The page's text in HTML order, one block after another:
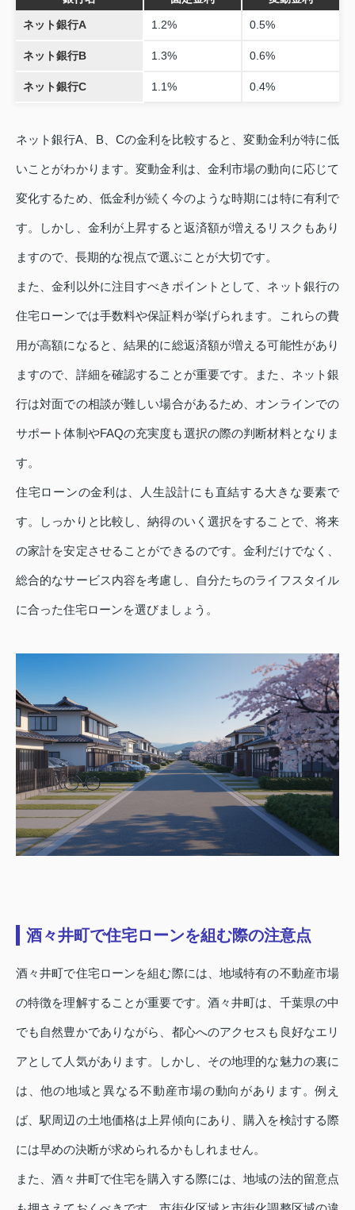
ネット銀行A 1.2% 0.5%
ネット銀行B 1.3% 0.6%
ネット銀行C 1.1% 0.4%
ネット銀行A、B、Cの金利を比較すると、変動金利が特に低
いことがわかります。変動金利は、金利市場の動向に応じて
変化するため、低金利が続く今のような時期には特に有利で
す。しかし、金利が上昇すると返済額が増えるリスクもあり
ますので、長期的な視点で選ぶことが大切です。
また、金利以外に注目すべきポイントとして、ネット銀行の
住宅ローンでは手数料や保証料が挙げられます。これらの費
用が高額になると、結果的に総返済額が増える可能性があり
ますので、詳細を確認することが重要です。また、ネット銀
行は対面での相談が難しい場合があるため、オンラインでの
サポート体制やFAQの充実度も選択の際の判断材料となりま
す。
住宅ローンの金利は、人生設計にも直結する大きな要素で
す。しっかりと比較し、納得のいく選択をすることで、将来
の家計を安定させることができるのです。金利だけでなく、
総合的なサービス内容を考慮し、自分たちのライフスタイル
に合った住宅ローンを選びましょう。
酒々井町で住宅ローンを組む際の注意点
酒々井町で住宅ローンを組む際には、地域特有の不動産市場
の特徴を理解することが重要です。酒々井町は、千葉県の中
でも自然豊かでありながら、都心へのアクセスも良好なエリ
アとして人気があります。しかし、その地理的な魅力の裏に
は、他の地域と異なる不動産市場の動向があります。例え
ば、駅周辺の土地価格は上昇傾向にあり、購入を検討する際
には早めの決断が求められるかもしれません。
また、酒々井町で住宅を購入する際には、地域の法的留意点